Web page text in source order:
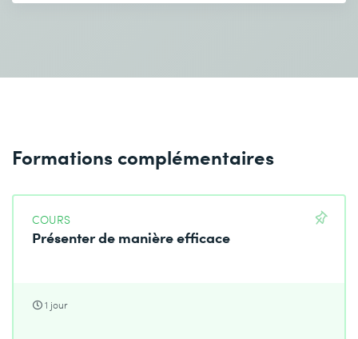
Formations complémentaires
COURS
Présenter de manière efficace
1 jour